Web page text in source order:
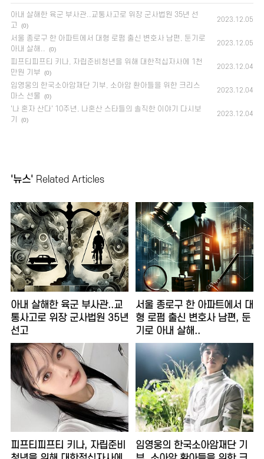
아내 살해한 육군 부사관..교통사고로 위장 군사법원 35년 선
고
(0)
2023.12.05
서울 종로구 한 아파트에서 대형 로펌 출신 변호사 남편, 둔기로
아내 살해..
(0)
2023.12.05
피프티피프티 키나, 자립준비청년을 위해 대한적십자사에 1천
만원 기부
(0)
2023.12.04
임영웅의 한국소아암재단 기부, 소아암 환아들을 위한 크리스
마스 선물
(0)
2023.12.04
'나 혼자 산다' 10주년, 나혼산 스타들의 솔직한 이야기 다시보
기
(0)
2023.12.04
'뉴스' Related Articles
아내 살해한 육군 부사관..교
통사고로 위장 군사법원 35년
선고
서울 종로구 한 아파트에서 대
형 로펌 출신 변호사 남편, 둔
기로 아내 살해..
피프티피프티 키나, 자립준비
임영웅의 한국소아암재단 기